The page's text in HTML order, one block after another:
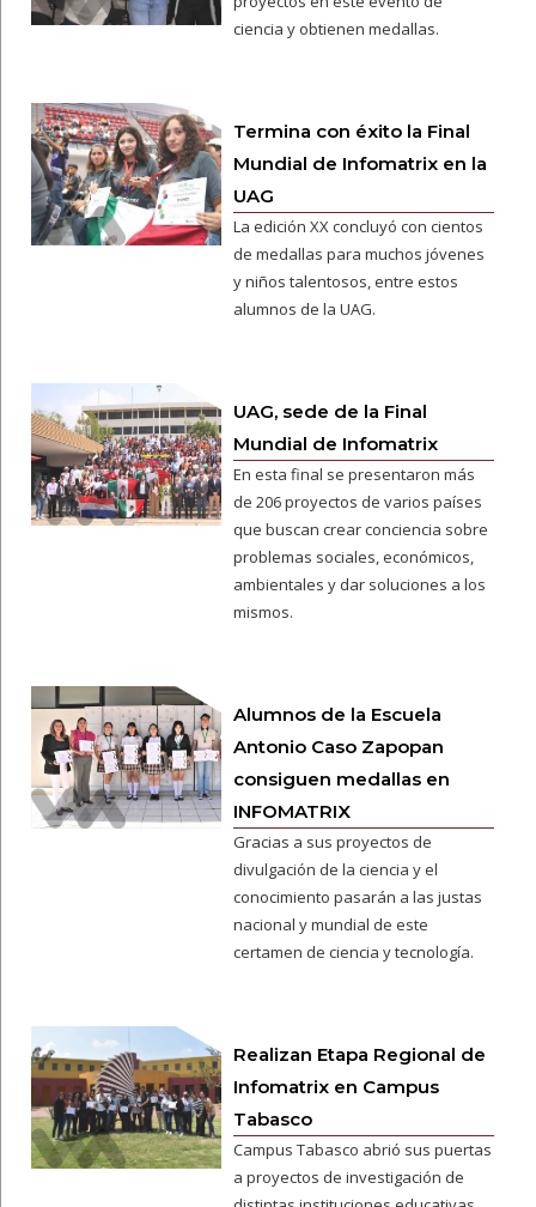
ciencia y obtienen medallas.
Termina con éxito la Final
Mundial de Infomatrix en la
UAG
La edición XX concluyó con cientos
de medallas para muchos jóvenes
y niños talentosos, entre estos
alumnos de la UAG.
UAG, sede de la Final
Mundial de Infomatrix
En esta final se presentaron más
de 206 proyectos de varios países
que buscan crear conciencia sobre
problemas sociales, económicos,
ambientales y dar soluciones a los
mismos.
Alumnos de la Escuela
Antonio Caso Zapopan
consiguen medallas en
INFOMATRIX
Gracias a sus proyectos de
divulgación de la ciencia y el
conocimiento pasarán a las justas
nacional y mundial de este
certamen de ciencia y tecnología.
Realizan Etapa Regional de
Infomatrix en Campus
Tabasco
Campus Tabasco abrió sus puertas
a proyectos de investigación de